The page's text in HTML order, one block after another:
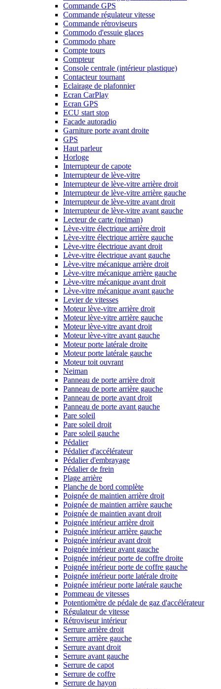
Commande GPS
Commande régulateur vitesse
Commande rétroviseurs
Commodo d'essuie glaces
Commodo phare
Compte tours
Compteur
Console centrale (intérieur plastique)
Contacteur tournant
Eclairage de plafonnier
Ecran CarPlay
Ecran GPS
ECU start stop
Facade autoradio
Garniture porte avant droite
GPS
Haut parleur
Horloge
Interrupteur de capote
Interrupteur de lève-vitre
Interrupteur de lève-vitre arrière droit
Interrupteur de lève-vitre arrière gauche
Interrupteur de lève-vitre avant droit
Interrupteur de lève-vitre avant gauche
Lecteur de carte (neiman)
Lève-vitre électrique arrière droit
Lève-vitre électrique arrière gauche
Lève-vitre électrique avant droit
Lève-vitre électrique avant gauche
Lève-vitre mécanique arrière droit
Lève-vitre mécanique arrière gauche
Lève-vitre mécanique avant droit
Lève-vitre mécanique avant gauche
Levier de vitesses
Moteur lève-vitre arrière droit
Moteur lève-vitre arrière gauche
Moteur lève-vitre avant droit
Moteur lève-vitre avant gauche
Moteur porte latérale droite
Moteur porte latérale gauche
Moteur toit ouvrant
Neiman
Panneau de porte arrière droit
Panneau de porte arrière gauche
Panneau de porte avant droit
Panneau de porte avant gauche
Pare soleil
Pare soleil droit
Pare soleil gauche
Pédalier
Pédalier d'accélérateur
Pédalier d'embrayage
Pédalier de frein
Plage arrière
Planche de bord complète
Poignée de maintien arrière droit
Poignée de maintien arrière gauche
Poignée de maintien avant droit
Poignée intérieur arrière droit
Poignée intérieur arrière gauche
Poignée intérieur avant droit
Poignée intérieur avant gauche
Poignée intérieur porte de coffre droite
Poignée intérieur porte de coffre gauche
Poignée intérieur porte latérale droite
Poignée intérieur porte latérale gauche
Pommeau de vitesses
Potentiomètre de pédale de gaz d'accélérateur
Régulateur de vitesse
Rétroviseur intérieur
Serrure arrière droit
Serrure arrière gauche
Serrure avant droit
Serrure avant gauche
Serrure de capot
Serrure de coffre
Serrure de hayon